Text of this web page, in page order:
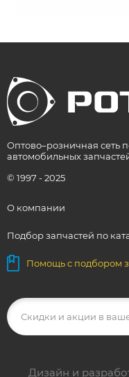
Оптово–розничная сеть
автомобильных
© 1997 - 2025
О компании
Подбор запчастей по
Помощь с подбором
Дизайн и